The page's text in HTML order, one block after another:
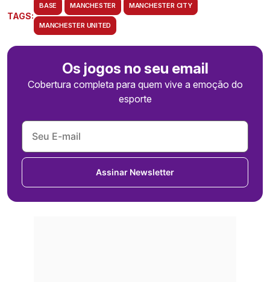
TAGS:
BASE MANCHESTER MANCHESTER CITY
MANCHESTER UNITED
Os jogos no seu email
Cobertura completa para quem vive a emoção do
esporte
Assinar Newsletter